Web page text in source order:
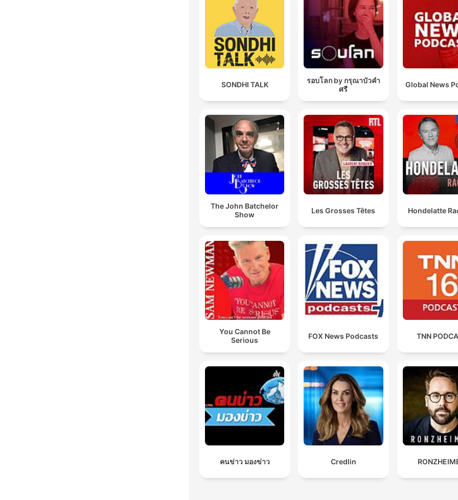
SONDHI TALK
รอบโลก by กรุณาบัวคำ
ศรี
Global News
The John Batchelor
Show
Les Grosses Têtes Hondelatte
You Cannot Be
Serious
FOX News Podcasts TNN
คนข่าว มองข่าว Credlin